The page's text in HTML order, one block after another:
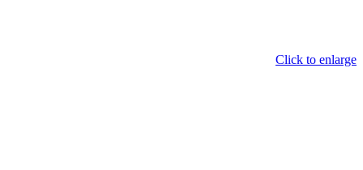
Click to enlarge